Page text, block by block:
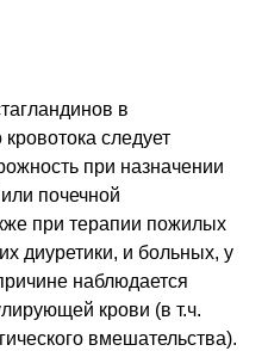
в
следует
при назначении
почечной
при терапии пожилых
диуретики, и больных, у
наблюдается
крови (в т.ч.
вмешательства).